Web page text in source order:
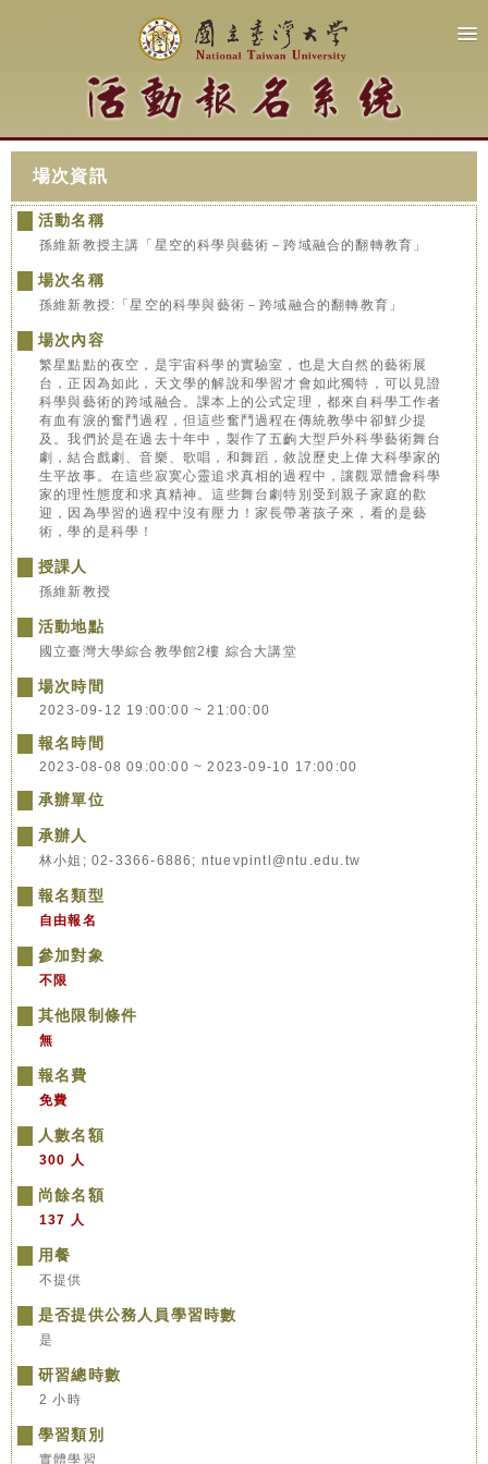
場次資訊
活動名稱
孫維新教授主講「星空的科學與藝術－跨域融合的翻轉教育」
場次名稱
孫維新教授:「星空的科學與藝術－跨域融合的翻轉教育」
場次內容
繁星點點的夜空，是宇宙科學的實驗室，也是大自然的藝術展
台，正因為如此，天文學的解說和學習才會如此獨特，可以見證
科學與藝術的跨域融合。課本上的公式定理，都來自科學工作者
有血有淚的奮鬥過程，但這些奮鬥過程在傳統教學中卻鮮少提
及。我們於是在過去十年中，製作了五齣大型戶外科學藝術舞台
劇，結合戲劇、音樂、歌唱，和舞蹈，敘說歷史上偉大科學家的
生平故事。在這些寂寞心靈追求真相的過程中，讓觀眾體會科學
家的理性態度和求真精神。這些舞台劇特別受到親子家庭的歡
迎，因為學習的過程中沒有壓力！家長帶著孩子來，看的是藝
術，學的是科學！
授課人
孫維新教授
活動地點
國立臺灣大學綜合教學館2樓 綜合大講堂
場次時間
2023-09-12 19:00:00 ~ 21:00:00
報名時間
2023-08-08 09:00:00 ~ 2023-09-10 17:00:00
承辦單位
承辦人
林小姐; 02-3366-6886; ntuevpintl@ntu.edu.tw
報名類型
自由報名
參加對象
不限
其他限制條件
無
報名費
免費
人數名額
300 人
尚餘名額
137 人
用餐
不提供
是否提供公務人員學習時數
是
研習總時數
2 小時
學習類別
實體學習